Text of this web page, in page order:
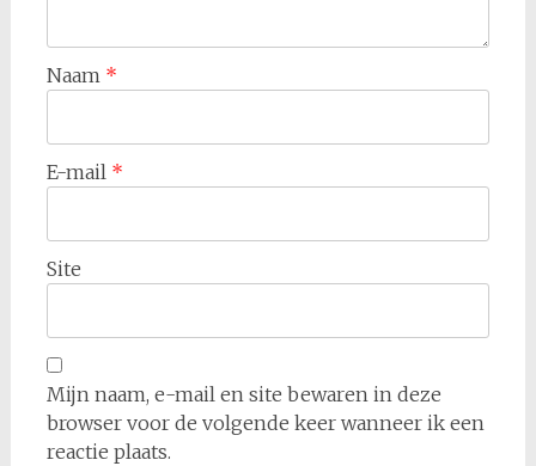
Naam *
E-mail *
Site
Mijn naam, e-mail en site bewaren in deze
browser voor de volgende keer wanneer ik een
reactie plaats.